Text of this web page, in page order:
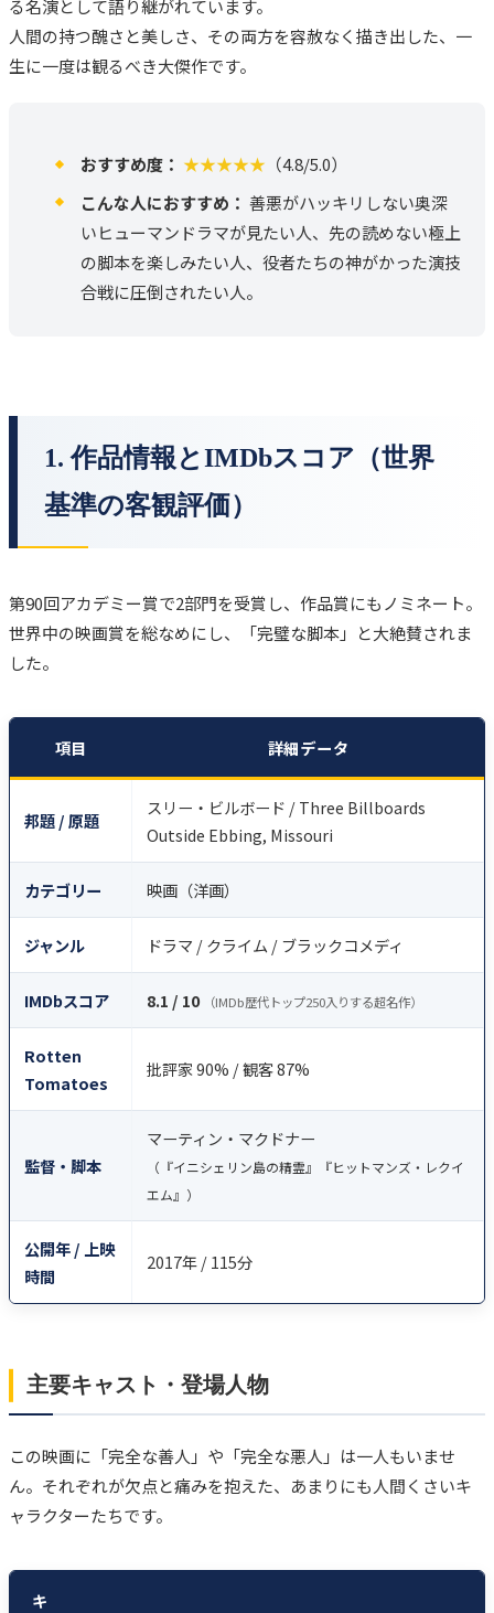
る名演として語り継がれています。
人間の持つ醜さと美しさ、その両方を容赦なく描き出した、一
生に一度は観るべき大傑作です。
おすすめ度： ★★★★★ （4.8/5.0）
こんな人におすすめ： 善悪がハッキリしない奥深
いヒューマンドラマが見たい人、先の読めない極上
の脚本を楽しみたい人、役者たちの神がかった演技
合戦に圧倒されたい人。
1. 作品情報とIMDbスコア（世界
基準の客観評価）
第90回アカデミー賞で2部門を受賞し、作品賞にもノミネート。
世界中の映画賞を総なめにし、「完璧な脚本」と大絶賛されま
した。
項目 詳細データ
邦題 / 原題
スリー・ビルボード / Three Billboards
Outside Ebbing, Missouri
カテゴリー 映画（洋画）
ジャンル ドラマ / クライム / ブラックコメディ
IMDbスコア 8.1 / 10 （IMDb歴代トップ250入りする超名作）
Rotten
Tomatoes
批評家 90% / 観客 87%
監督・脚本
マーティン・マクドナー
（『イニシェリン島の精霊』『ヒットマンズ・レクイ
エム』）
公開年 / 上映
時間
2017年 / 115分
主要キャスト・登場人物
この映画に「完全な善人」や「完全な悪人」は一人もいませ
ん。それぞれが欠点と痛みを抱えた、あまりにも人間くさいキ
ャラクターたちです。
キ